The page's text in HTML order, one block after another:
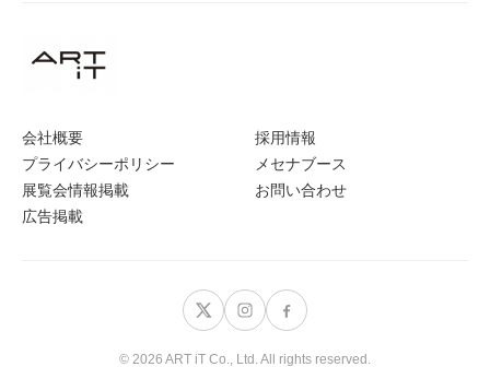
会社概要
プライバシーポリシー
展覧会情報掲載
広告掲載
採用情報
メセナブース
お問い合わせ
© 2026 ART iT Co., Ltd. All rights reserved.